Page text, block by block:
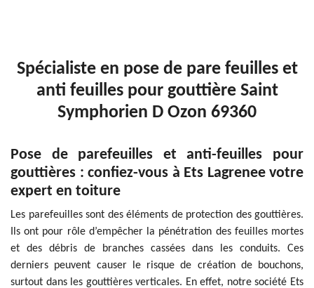
Spécialiste en pose de pare feuilles et
anti feuilles pour gouttière Saint
Symphorien D Ozon 69360
Pose de parefeuilles et anti-feuilles pour
gouttières : confiez-vous à Ets Lagrenee votre
expert en toiture
Les parefeuilles sont des éléments de protection des gouttières.
Ils ont pour rôle d’empêcher la pénétration des feuilles mortes
et des débris de branches cassées dans les conduits. Ces
derniers peuvent causer le risque de création de bouchons,
surtout dans les gouttières verticales. En effet, notre société Ets